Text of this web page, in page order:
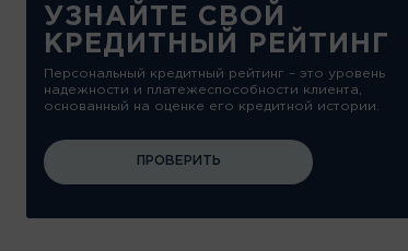
УЗНАЙТЕ СВОЙ
КРЕДИТНЫЙ РЕЙТИНГ
Персональный кредитный рейтинг – это уровень
надежности и платежеспособности клиента,
основанный на оценке его кредитной истории.
ПРОВЕРИТЬ